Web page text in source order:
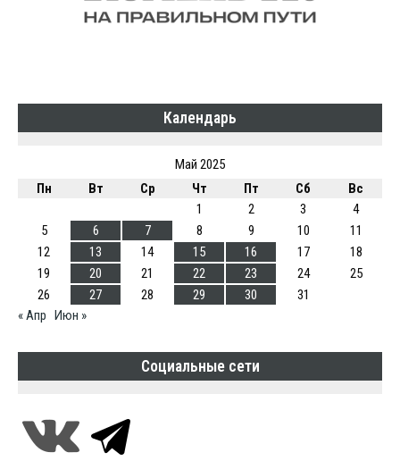
Календарь
Май 2025
Пн
Вт Ср Чт Пт Сб
Вс
1
2 3
4
5
6 7 8 9 10
11
12
13 14 15 16 17
18
19
20 21 22 23 24
25
26
27 28 29 30
31
« Апр Июн »
Социальные сети